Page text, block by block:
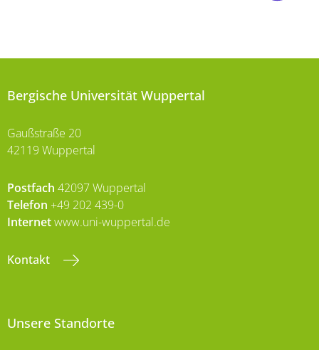
Bergische Universität Wuppertal
Gaußstraße 20
42119 Wuppertal
Postfach 42097 Wuppertal
Telefon +49 202 439-0
Internetwww.uni-wuppertal.de
Kontakt
Unsere Standorte